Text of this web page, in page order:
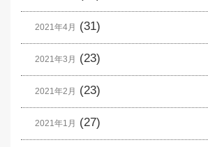
2021年4月 (31)
2021年3月 (23)
2021年2月 (23)
2021年1月 (27)